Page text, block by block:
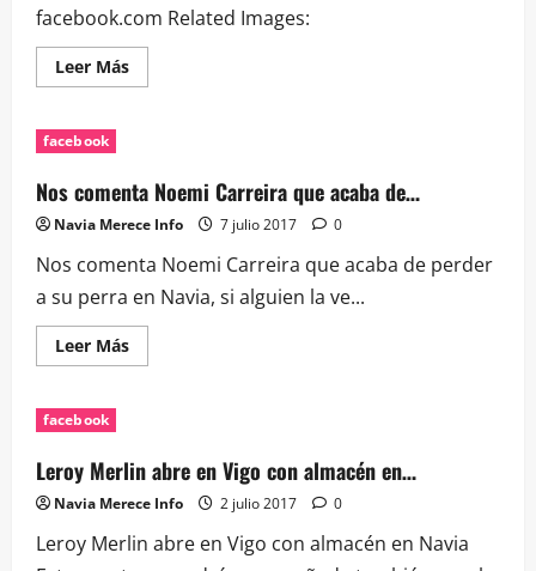
gran
infantil
e
deportivo
facebook.com Related Images:
Leer MásLeer
más
APAMP
facebook
Nos comenta Noemi Carreira que acaba de…
Navia Merece Info 7 julio 2017 0
Nos comenta Noemi Carreira que acaba de perder
a su perra en Navia, si alguien la ve...
Leer MásLeer
más
Carreira
que
acaba
de…
facebook
Leroy Merlin abre en Vigo con almacén en…
Navia Merece Info 2 julio 2017 0
Leroy Merlin abre en Vigo con almacén en Navia